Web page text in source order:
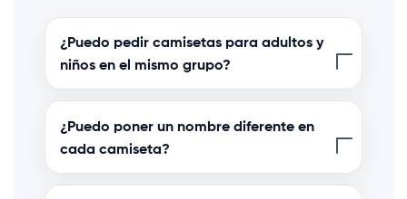
¿Puedo pedir camisetas para adultos y
niños en el mismo grupo?
¿Puedo poner un nombre diferente en
cada camiseta?